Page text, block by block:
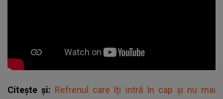
Citește și: Refrenul care îți intră în cap și nu mai